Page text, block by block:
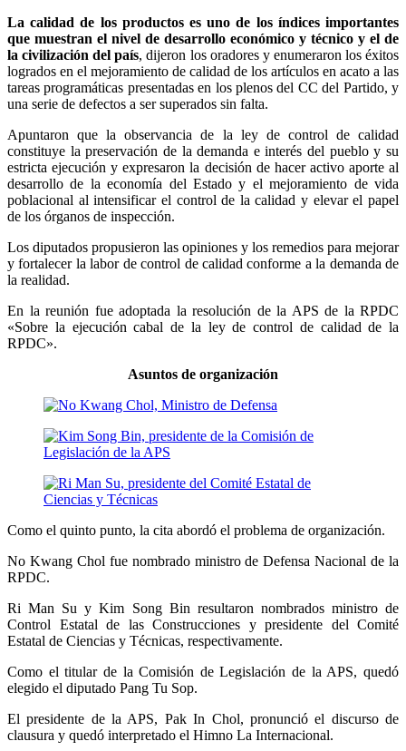
La calidad de los productos es uno de los índices importantes
que muestran el nivel de desarrollo económico y técnico y el de
la civilización del país, dijeron los oradores y enumeraron los éxitos
logrados en el mejoramiento de calidad de los artículos en acato a las
tareas programáticas presentadas en los plenos del CC del Partido, y
una serie de defectos a ser superados sin falta.
Apuntaron que la observancia de la ley de control de calidad
constituye la preservación de la demanda e interés del pueblo y su
estricta ejecución y expresaron la decisión de hacer activo aporte al
desarrollo de la economía del Estado y el mejoramiento de vida
poblacional al intensificar el control de la calidad y elevar el papel
de los órganos de inspección.
Los diputados propusieron las opiniones y los remedios para mejorar
y fortalecer la labor de control de calidad conforme a la demanda de
la realidad.
En la reunión fue adoptada la resolución de la APS de la RPDC
«Sobre la ejecución cabal de la ley de control de calidad de la
RPDC».
Asuntos de organización
Como el quinto punto, la cita abordó el problema de organización.
No Kwang Chol fue nombrado ministro de Defensa Nacional de la
RPDC.
Ri Man Su y Kim Song Bin resultaron nombrados ministro de
Control Estatal de las Construcciones y presidente del Comité
Estatal de Ciencias y Técnicas, respectivamente.
Como el titular de la Comisión de Legislación de la APS, quedó
elegido el diputado Pang Tu Sop.
El presidente de la APS, Pak In Chol, pronunció el discurso de
clausura y quedó interpretado el Himno La Internacional.